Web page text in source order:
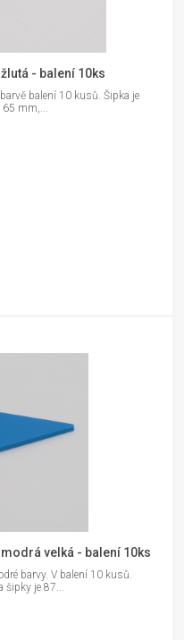
- balení 10ks
balení 10 kusů. Šipka je
65 mm,...
velká - balení 10ks
barvy. V balení 10 kusů.
šipky je 87...